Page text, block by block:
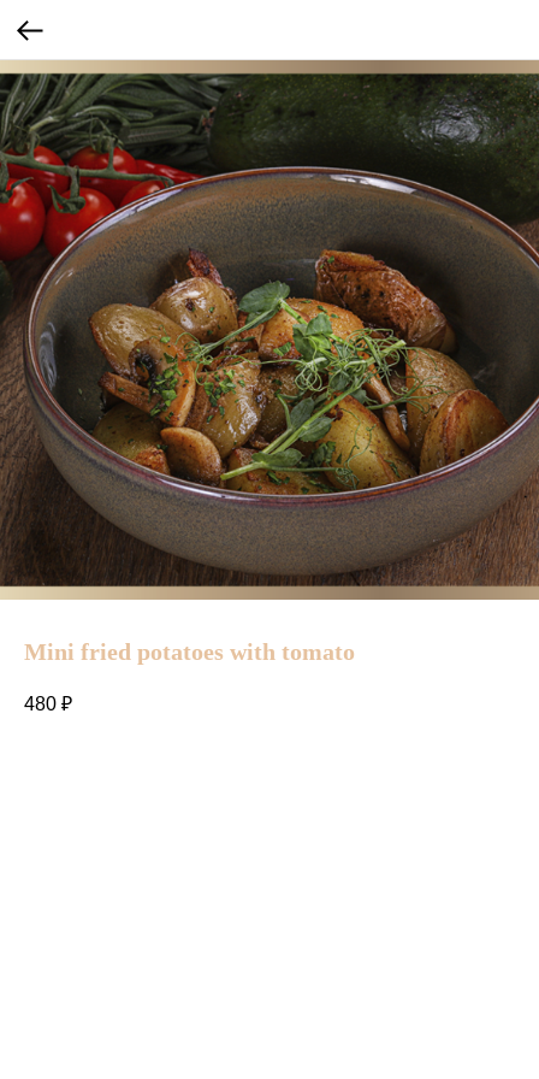
Mini fried potatoes with tomato
480 ₽